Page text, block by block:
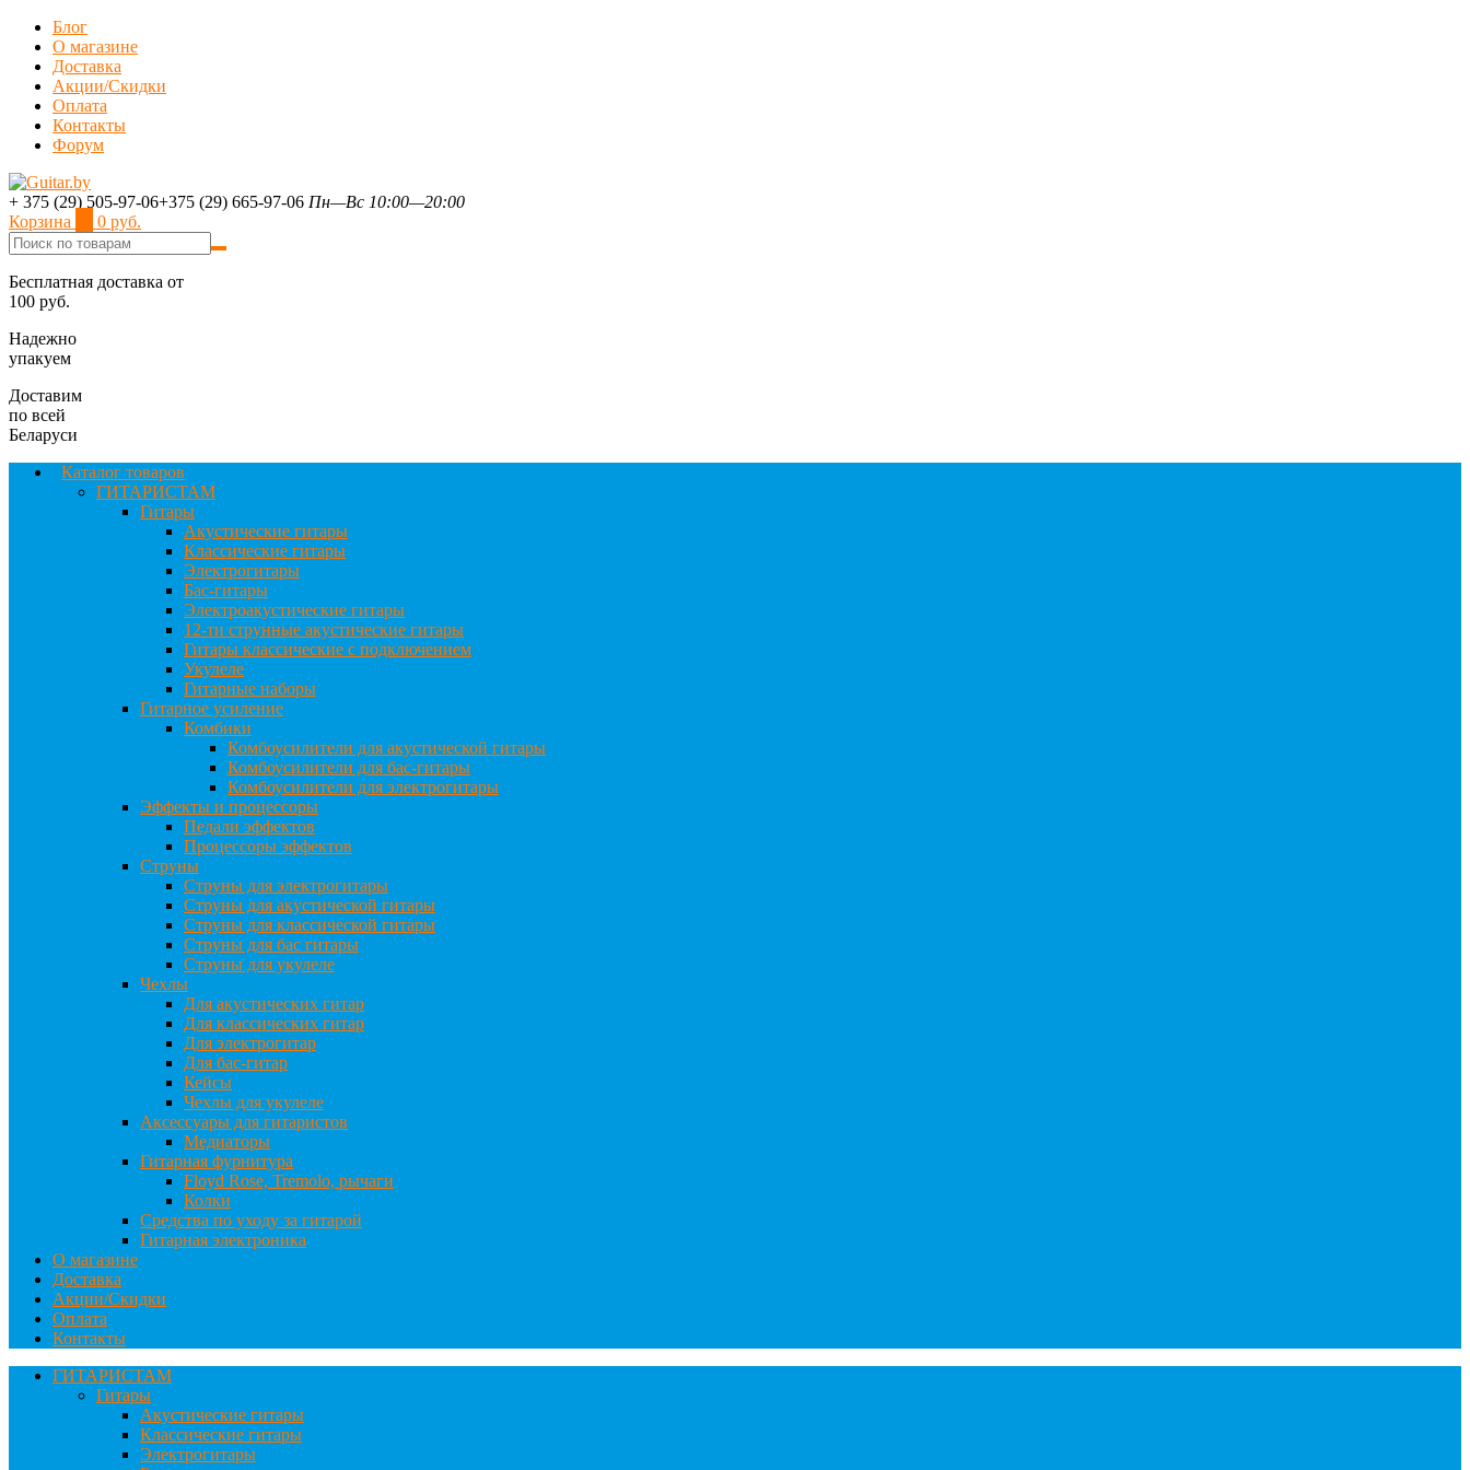
Блог
О магазине
Доставка
Акции/Скидки
Оплата
Контакты
Форум
+ 375 (29) 505-97-06+375 (29) 665-97-06 Пн—Вс 10:00—20:00
Корзина
0 руб.
Бесплатная доставка от
100 руб.
Надежно
упакуем
Доставим
по всей
Беларуси
Каталог товаров
ГИТАРИСТАМ
Гитары
Акустические гитары
Классические гитары
Электрогитары
Бас-гитары
Электроакустические гитары
12-ти струнные акустические гитары
Гитары классические с подключением
Укулеле
Гитарные наборы
Гитарное усиление
Комбики
Комбоусилители для акустической гитары
Комбоусилители для бас-гитары
Комбоусилители для электрогитары
Эффекты и процессоры
Педали эффектов
Процессоры эффектов
Струны
Струны для электрогитары
Струны для акустической гитары
Струны для классической гитары
Струны для бас гитары
Струны для укулеле
Чехлы
Для акустических гитар
Для классических гитар
Для электрогитар
Для бас-гитар
Кейсы
Чехлы для укулеле
Аксессуары для гитаристов
Медиаторы
Гитарная фурнитура
Floyd Rose, Tremolo, рычаги
Колки
Средства по уходу за гитарой
Гитарная электроника
О магазине
Доставка
Акции/Скидки
Оплата
Контакты
ГИТАРИСТАМ
Гитары
Акустические гитары
Классические гитары
Электрогитары